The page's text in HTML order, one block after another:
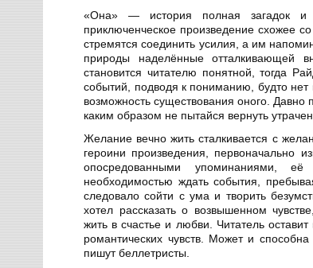
«Она» — история полная загадок и
приключенческое произведение схожее
стремятся соединить усилия, а им
природы наделённые отталкивающей
становится читателю понятной, тогда
событий, подводя к пониманию, будто
возможность существования оного.
каким образом не пытайся вернуть
Желание вечно жить сталкивается с
героини произведения, первоначально
опосредованными упоминаниями,
необходимостью ждать события,
следовало сойти с ума и творить
хотел рассказать о возвышенном
жить в счастье и любви. Читатель
романтических чувств. Может и
пишут беллетристы.